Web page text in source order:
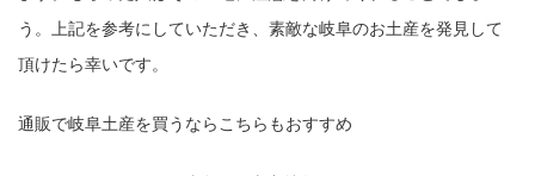
う。上記を参考にしていただき、素敵な岐阜のお土産を発見して
頂けたら幸いです。
通販で岐阜土産を買うならこちらもおすすめ